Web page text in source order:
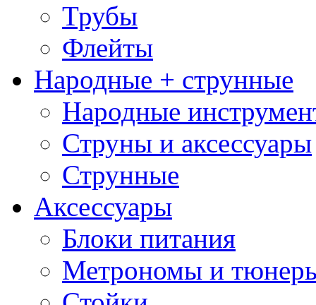
Трубы
Флейты
Народные + струнные
Народные
Струны и аксессуары
Струнные
Аксессуары
Блоки питания
Метрономы и